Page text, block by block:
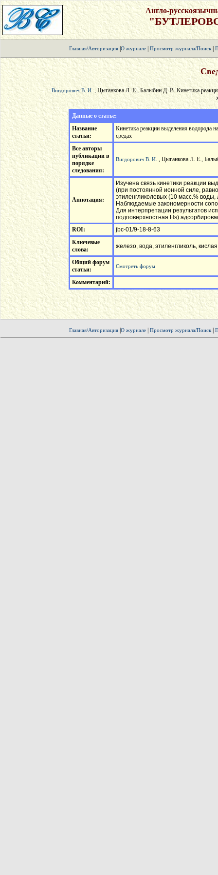
Англо-
Главная/Авторизация| О журнале| Просмотр журнала/Поиск|
Вигдорович В. И. , Цыганкова Л. Е., Балыбин Д. В. Кинетика
Данные о статье:
Название
статьи:
Кинетика реакции выделения водорода
средах
Все авторы
публикации в
порядке
следования:
Вигдорович В. И. , Цыганкова Л. Е.,
Аннотация:
Изучена связь кинетики реакции
(при постоянной ионной силе,
этиленгликолевых (10 масс.%
Наблюдаемые закономерности
Для интерпретации результатов
подповерхностная Нs)
ROI:
jbc-01/9-18-8-63
Ключевые
слова:
железо, вода, этиленгликоль,
Общий форум
статьи:
Смотреть форум
Комментарий:
Главная/Авторизация| О журнале| Просмотр журнала/Поиск|